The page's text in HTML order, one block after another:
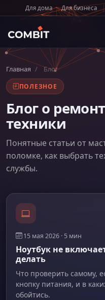
Для дома Для бизнеса
Главная / Блог
ПОЛЕЗНОЕ
Блог о
техники
Понятные статьи от
поломке, как выбрать
службы.
15 мая 2026 · 5 мин
Ноутбук не
делать
Что проверить самому,
кнопку питания, и в
обойтись.